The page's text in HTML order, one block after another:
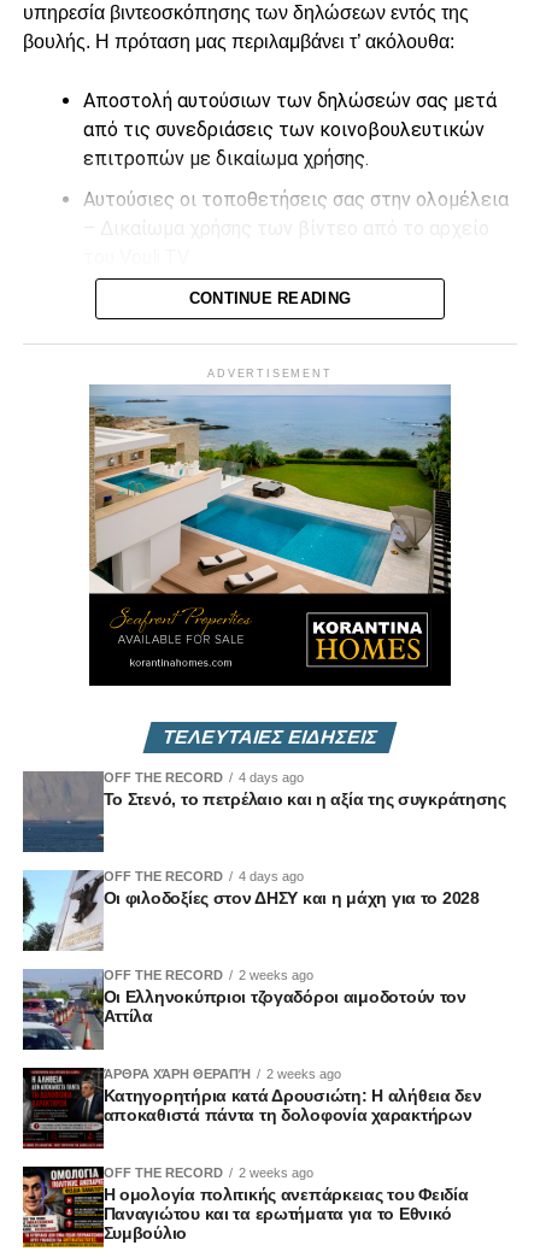
υπηρεσία βιντεοσκόπησης των δηλώσεων εντός της
βουλής. Η πρόταση μας περιλαμβάνει τ’ ακόλουθα:
Αποστολή αυτούσιων των δηλώσεών σας μετά
από τις συνεδριάσεις των κοινοβουλευτικών
επιτροπών με δικαίωμα χρήσης.
Αυτούσιες οι τοποθετήσεις σας στην ολομέλεια
Επικοινωνήστε μαζί μας στοinfo@vouli.tv
CONTINUE READING
ADVERTISEMENT
ΤΕΛΕΥΤΑΙΕΣ ΕΙΔΗΣΕΙΣ
OFF THE RECORD 4 days ago
Το Στενό, το πετρέλαιο και η αξία της συγκράτησης
OFF THE RECORD 4 days ago
Οι φιλοδοξίες στον ΔΗΣΥ και η μάχη για το 2028
OFF THE RECORD 2 weeks ago
Οι Ελληνοκύπριοι τζογαδόροι αιμοδοτούν τον
Αττίλα
ΆΡΘΡΑ ΧΆΡΗ ΘΕΡΑΠΉ 2 weeks ago
Κατηγορητήρια κατά Δρουσιώτη: Η αλήθεια δεν
αποκαθιστά πάντα τη δολοφονία χαρακτήρων
OFF THE RECORD 2 weeks ago
Η ομολογία πολιτικής ανεπάρκειας του Φειδία
Παναγιώτου και τα ερωτήματα για το Εθνικό
Συμβούλιο